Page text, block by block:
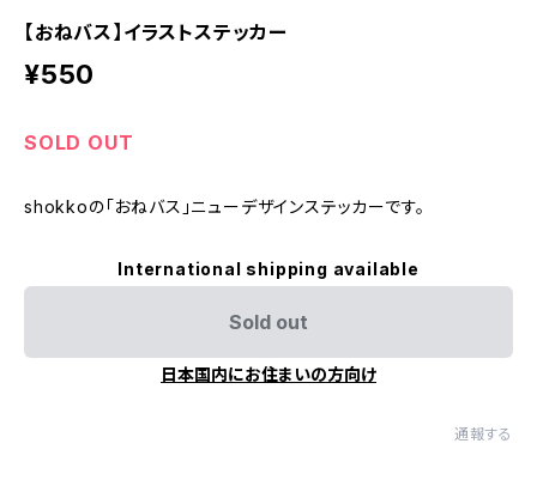
【おねバス】イラストステッカー
¥550
SOLD OUT
shokkoの「おねバス」ニューデザインステッカーです。
International shipping available
Sold out
日本国内にお住まいの方向け
通報する